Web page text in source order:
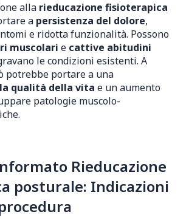
alla rieducazione fisioterapica
a persistenza del dolore,
e ridotta funzionalità. Possono
muscolari e cattive abitudini
le condizioni esistenti. A
potrebbe portare a una
qualità della vita e un aumento
patologie muscolo-
Rieducazione
posturale: Indicazioni